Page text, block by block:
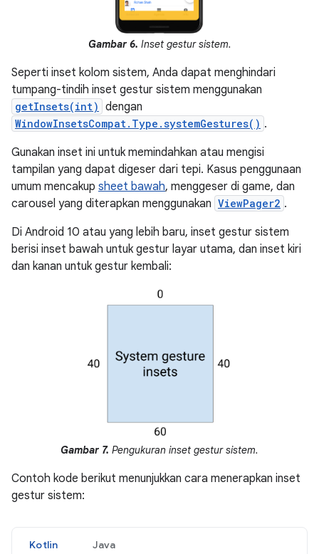
Gambar 6. Inset gestur sistem.
Seperti inset kolom sistem, Anda dapat menghindari
tumpang-tindih inset gestur sistem menggunakan
getInsets(int) dengan
WindowInsetsCompat.Type.systemGestures() .
Gunakan inset ini untuk memindahkan atau mengisi
tampilan yang dapat digeser dari tepi. Kasus penggunaan
umum mencakup sheet bawah, menggeser di game, dan
carousel yang diterapkan menggunakan ViewPager2 .
Di Android 10 atau yang lebih baru, inset gestur sistem
berisi inset bawah untuk gestur layar utama, dan inset kiri
dan kanan untuk gestur kembali:
Gambar 7. Pengukuran inset gestur sistem.
Contoh kode berikut menunjukkan cara menerapkan inset
gestur sistem:
Kotlin Java